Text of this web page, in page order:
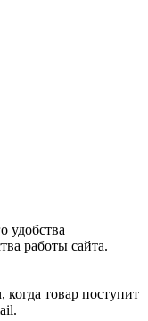
удобства
работы сайта.
товар поступит